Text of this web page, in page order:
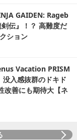
GAIDEN: Rageb
伝』！？ 高難度だ
ション
Vacation PRISM
入感抜群のドキド
改善にも期待大【ネ